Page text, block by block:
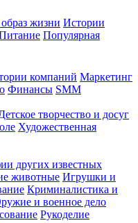
жизни Истории
Популярная
компаний Маркетинг
Финансы SMM
творчество и досуг
Художественная
других известных
животные Игрушки и
Криминалистика и
и военное дело
Рукоделие